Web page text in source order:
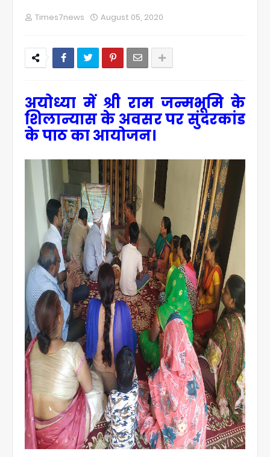
Times7news August 05, 2020
अयोध्या में श्री राम जन्मभूमि के
शिलान्यास के अवसर पर सुंदरकांड
के पाठ का आयोजन।